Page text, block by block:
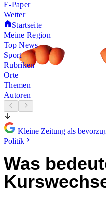
E-Paper
Wetter
Startseite
Meine Region
Top News
Sport
Rubriken
Orte
Themen
Autoren
Kleine Zeitung als
Politik
Was